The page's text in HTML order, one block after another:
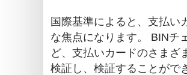
国際基準によると、支払い
な焦点になります。 BINチ
ど、支払いカードのさまざ
検証し、検証することがで